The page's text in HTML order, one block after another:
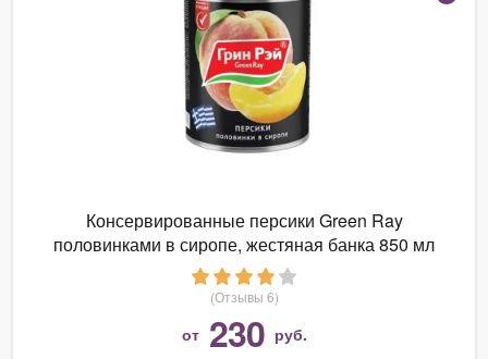
Консервированные персики Green Ray
половинками в сиропе, жестяная банка 850 мл
(Отзывы 6)
от 230 руб.